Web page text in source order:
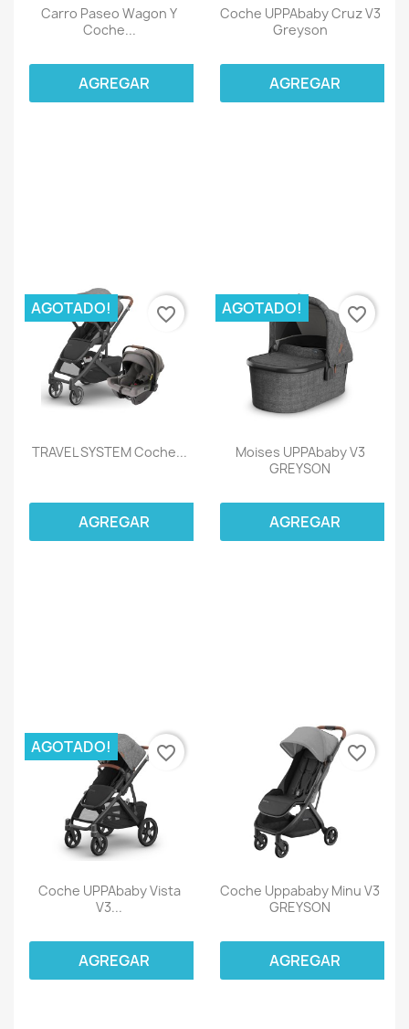
Carro Paseo Wagon Y
Coche...
AGREGAR
Coche UPPAbaby Cruz V3
Greyson
AGREGAR
TRAVEL SYSTEM Coche...
AGOTADO!
AGREGAR
favorite_border
Moises UPPAbaby V3
GREYSON
AGOTADO!
AGREGAR
favorite_border
Coche UPPAbaby Vista
V3...
AGOTADO!
AGREGAR
favorite_border
Coche Uppababy Minu V3
GREYSON
AGREGAR
favorite_border